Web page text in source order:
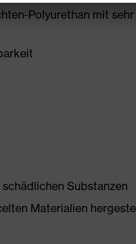
Polyurethan mit
Substanzen
Materialien